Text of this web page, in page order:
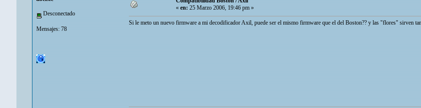
Desconectado
Mensajes: 78
«en:25 Marzo 2006, 19:46 pm »
Si le meto un nuevo firmware a mi decodificador Axil, puede ser el mismo firmware que el del Boston?? y las "flores" sirven